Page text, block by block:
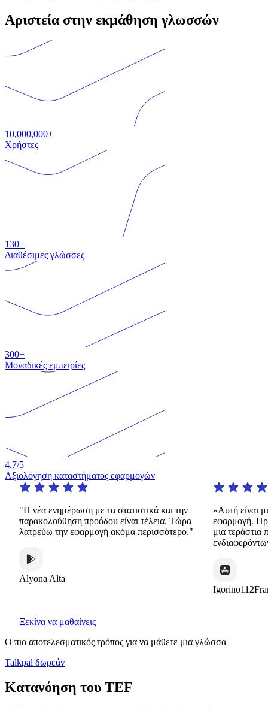
Αριστεία στην εκμάθηση γλωσσών
10,000,000+
Χρήστες
130+
Διαθέσιμες γλώσσες
300+
Μοναδικές εμπειρίες
4.7/5
Αξιολόγηση καταστήματος εφαρμογών
"Η νέα ενημέρωση με τα στατιστικά και την
παρακολούθηση προόδου είναι τέλεια. Τώρα
λατρεύω την εφαρμογή ακόμα περισσότερο."
Alyona Alta
«Αυτή είναι
εφαρμογή.
μια τεράστια
Ξεκίνα να μαθαίνεις
Ο πιο αποτελεσματικός τρόπος για να μάθετε μια γλώσσα
Talkpal δωρεάν
Κατανόηση του TEF